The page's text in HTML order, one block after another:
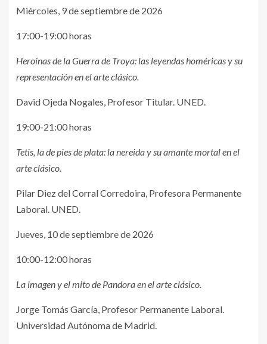
Miércoles, 9 de septiembre de 2026
17:00-19:00 horas
Heroínas de la Guerra de Troya: las leyendas homéricas y su
representación en el arte clásico.
David Ojeda Nogales, Profesor Titular. UNED.
19:00-21:00 horas
Tetis, la de pies de plata: la nereida y su amante mortal en el
arte clásico.
Pilar Diez del Corral Corredoira, Profesora Permanente
Laboral. UNED.
Jueves, 10 de septiembre de 2026
10:00-12:00 horas
La imagen y el mito de Pandora en el arte clásico.
Jorge Tomás García, Profesor Permanente Laboral.
Universidad Autónoma de Madrid.